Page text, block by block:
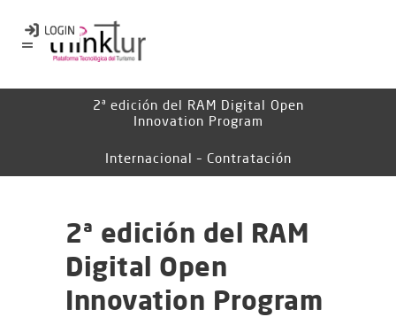
2ª edición del RAM Digital Open
Innovation Program
Internacional – Contratación
2ª edición del RAM
Digital Open
Innovation Program